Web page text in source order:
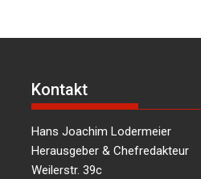
Kontakt
Hans Joachim Lodermeier
Herausgeber & Chefredakteur
Weilerstr. 39c